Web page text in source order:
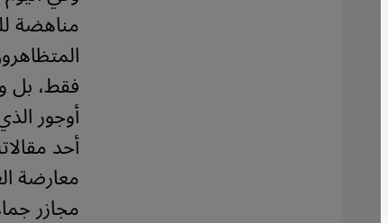
مناهضة
فقط، بل
أوجور
أحد
معارضة
مجازر